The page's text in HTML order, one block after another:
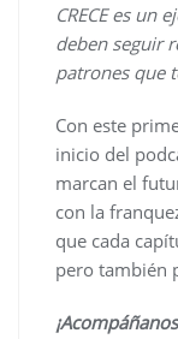
CRECE es un
deben seguir
patrones que
Con este
inicio del
marcan el
con la
que cada
pero también